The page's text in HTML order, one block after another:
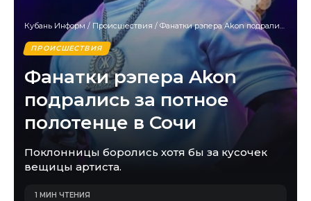
Кубань Информ / Происшествия / Фанатки рэпера Akon подрались за потное полотенце в Сочи
ПРОИСШЕСТВИЯ
Фанатки рэпера Akon
подрались за потное
полотенце в Сочи
Поклонницы боролись хотя бы за кусочек
вещицы артиста.
1 МИН ЧТЕНИЯ